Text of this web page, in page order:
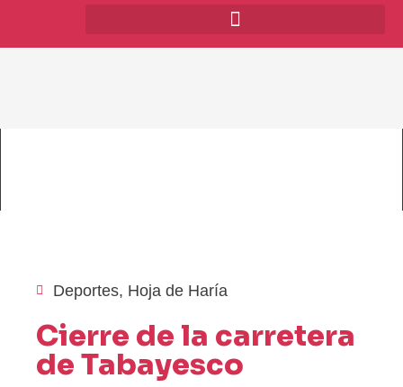
Deportes, Hoja de Haría
Cierre de la carretera
de Tabayesco